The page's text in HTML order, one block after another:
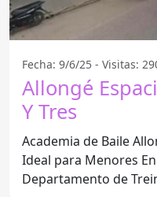
Fecha: 9/6/25 - Visitas:
Allongé
Y Tres
Academia de Baile
Ideal para Menores En Treinta y Tres,
Departamento de